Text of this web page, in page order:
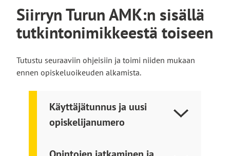
o
e
u
s
l
l
e
i
v
t
Siirryn Turun AMK:n sisällä
tutkintonimikkeestä toiseen
Tutustu seuraaviin ohjeisiin ja toimi niiden mukaan
ennen opiskeluoikeuden alkamista.
Käyttäjätunnus ja uusi
opiskelijanumero